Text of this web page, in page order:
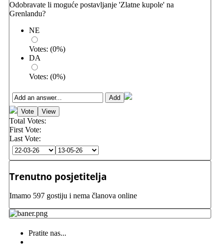
Odobravate li moguće postavljanje 'Zlatne kupole' na
Grenlandu?
NE
Votes: (0%)
DA
Votes: (0%)
Total Votes:
First Vote:
Last Vote:
Trenutno posjetitelja
Imamo 597 gostiju i nema članova online
Pratite nas...